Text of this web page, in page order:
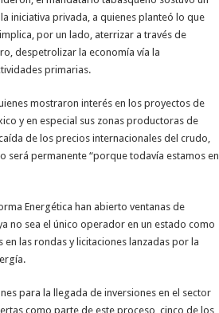
iniciativa privada, a quienes planteó lo que
por un lado, aterrizar a través de
despetrolizar la economía vía la
primarias.
mostraron interés en los proyectos de
y en especial sus zonas productoras de
de los precios internacionales del crudo,
será permanente “porque todavía estamos en
Energética han abierto ventanas de
no sea el único operador en un estado como
las rondas y licitaciones lanzadas por la
para la llegada de inversiones en el sector
como parte de este proceso, cinco de los